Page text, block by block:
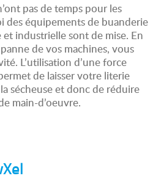
pas de temps pour les
des équipements de buanderie
industrielle sont de mise. En
de vos machines, vous
L’utilisation d’une force
de laisser votre literie
sécheuse et donc de réduire
main-d’oeuvre.